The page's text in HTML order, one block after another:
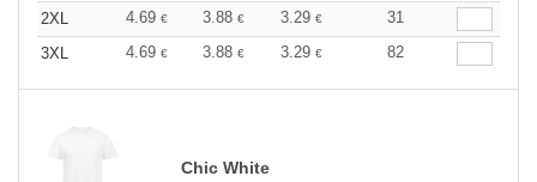
2XL
4.69 € 3.88 € 3.29 €
31
3XL
4.69 € 3.88 € 3.29 € 82
Chic White